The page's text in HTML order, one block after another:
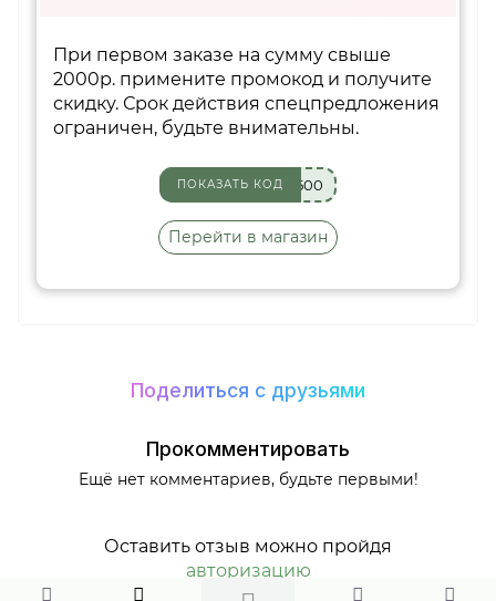
При первом заказе на сумму свыше
2000р. примените промокод и получите
скидку. Срок действия спецпредложения
ограничен, будьте внимательны.
500
ПОКАЗАТЬ КОД
Перейти в магазин
Поделиться с друзьями
Прокомментировать
Ещё нет комментариев, будьте первыми!
Оставить отзыв можно пройдя
авторизацию